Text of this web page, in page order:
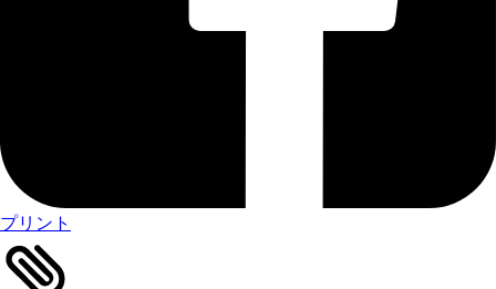
プリント